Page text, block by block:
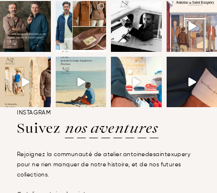
INSTAGRAM
Suivez nos aventures
Rejoignez la communauté de atelier.antoinedesaintexupery
pour ne rien manquer de notre histoire, et de nos futures
collections.